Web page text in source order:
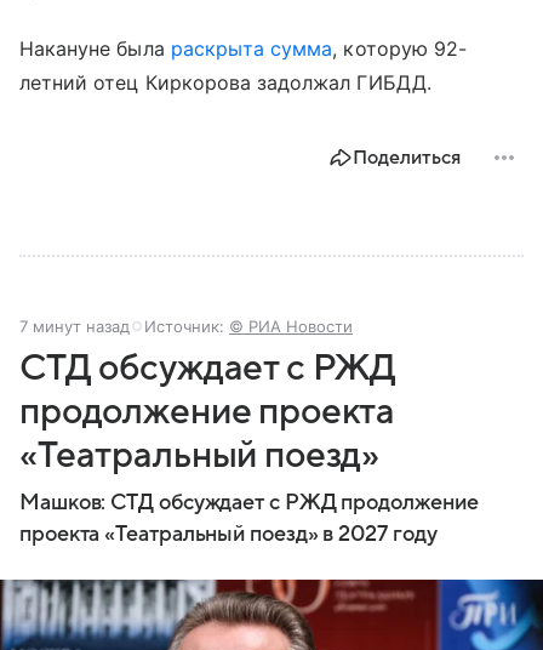
Накануне была раскрыта сумма, которую 92-
летний отец Киркорова задолжал ГИБДД.
Поделиться
7 минут назад Источник: © РИА Новости
СТД обсуждает с РЖД
продолжение проекта
«Театральный поезд»
Машков: СТД обсуждает с РЖД продолжение
проекта «Театральный поезд» в 2027 году